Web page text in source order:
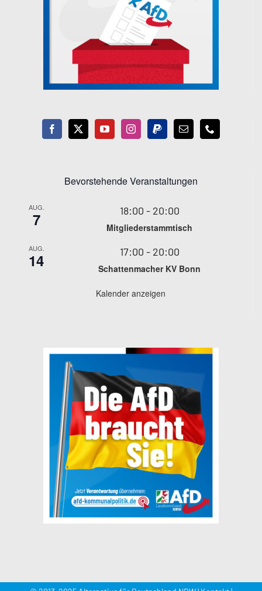
Bevorstehende Veranstaltungen
AUG.
7 18:00 - 20:00
Mitgliederstammtisch
AUG.
14 17:00 - 20:00
Schattenmacher KV Bonn
Kalender anzeigen